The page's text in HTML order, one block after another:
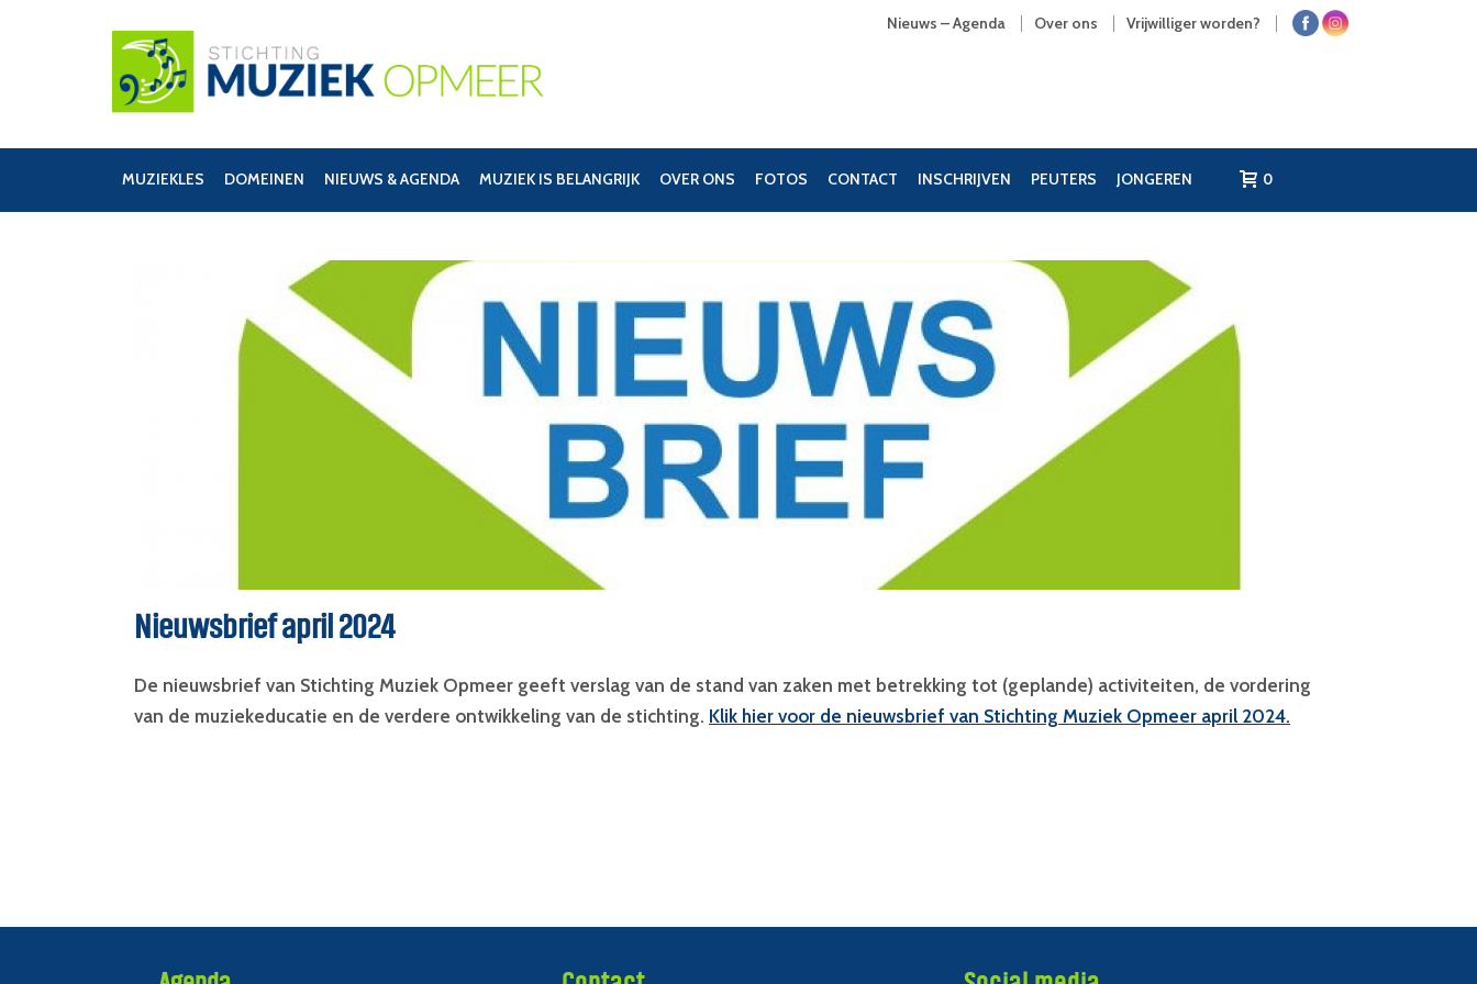
Nieuws – Agenda Over ons Vrijwilliger worden?
MUZIEKLES DOMEINEN NIEUWS & AGENDA MUZIEK IS BELANGRIJK OVER ONS FOTOS CONTACT INSCHRIJVEN PEUTERS JONGEREN 0
Nieuwsbrief april 2024
De nieuwsbrief van Stichting Muziek Opmeer geeft verslag van de stand van zaken met betrekking tot (geplande) activiteiten, de vordering
van de muziekeducatie en de verdere ontwikkeling van de stichting. Klik hier voor de nieuwsbrief van Stichting Muziek Opmeer april 2024.